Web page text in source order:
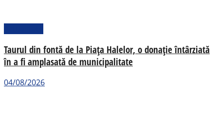
Taurul din fontă de la Piața Halelor, o donație întârziată
în a fi amplasată de municipalitate
04/08/2026